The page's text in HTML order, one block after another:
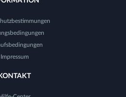
Impressum
KONTAKT